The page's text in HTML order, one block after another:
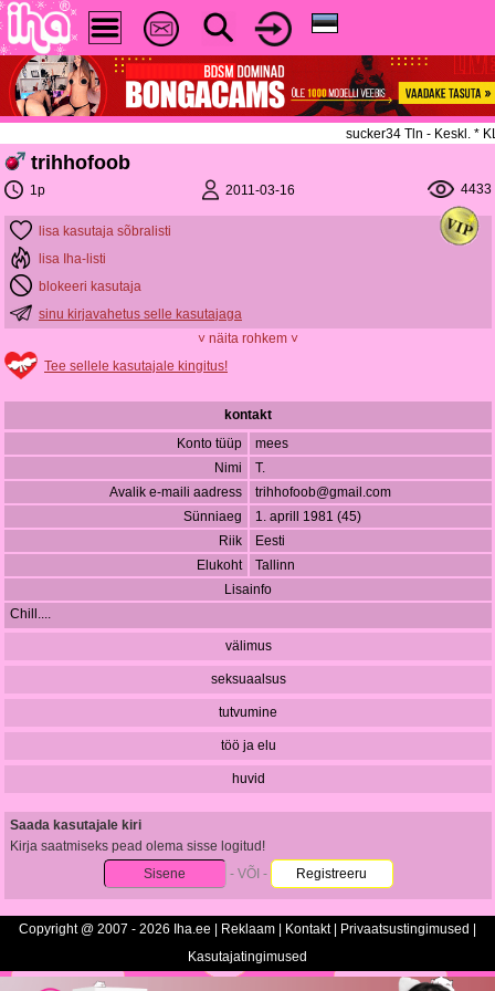
sucker34 Tln - Keskl. *
trihhofoob
1p 2011-03-16 4433
lisa kasutaja sõbralisti
lisa Iha-listi
blokeeri kasutaja
sinu kirjavahetus selle kasutajaga
˅ näita rohkem ˅
Tee sellele kasutajale kingitus!
kontakt
Konto tüüp
mees
Nimi
T.
Avalik e-maili aadress
trihhofoob@gmail.com
Sünniaeg
1. aprill 1981 (45)
Riik
Eesti
Elukoht
Tallinn
Lisainfo
Chill....
välimus
seksuaalsus
tutvumine
töö ja elu
huvid
Saada kasutajale kiri
Kirja saatmiseks pead olema sisse logitud!
Sisene
- VÕI - Registreeru
Copyright @ 2007 - 2026 Iha.ee | Reklaam Kontakt| Privaatsustingimused
Kasutajatingimused